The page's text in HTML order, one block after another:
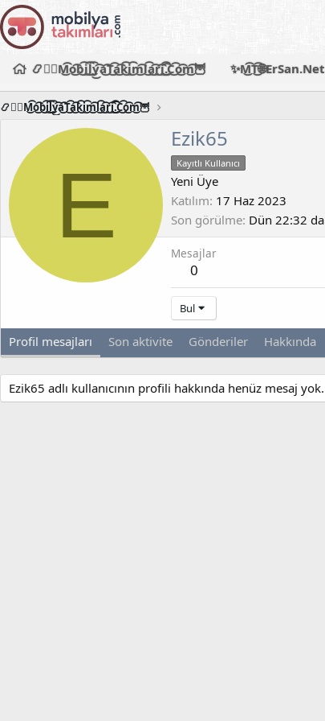
📿🧙‍♂️M͜͡o͜͡b͜͡i͜͡l͜͡y͜͡a͜͡T͜͡a͜͡k͜͡i͜͡m͜͡l͜͡a͜͡r͜͡i͜͡.͜͡C͜͡o͜͡m͜͡🦉 ✨M͜͡T͜͡🌐ErSan.Net
📿🧙‍♂️M͜͡o͜͡b͜͡i͜͡l͜͡y͜͡a͜͡T͜͡a͜͡k͜͡i͜͡m͜͡l͜͡a͜͡r͜͡i͜͡.͜͡C͜͡o͜͡m͜͡🦉
E
Ezik65
Kayıtlı Kullanıcı
Yeni Üye
Katılım 17 Haz 2023
Son görülme Dün 22:32 da
Mesajlar
0
Bul
Profil mesajları Son aktivite Gönderiler Hakkında
Ezik65 adlı kullanıcının profili hakkında henüz mesaj yok.